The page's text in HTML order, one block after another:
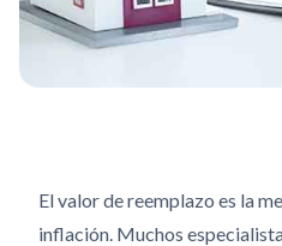
El valor de reemplazo es la
inflación. Muchos